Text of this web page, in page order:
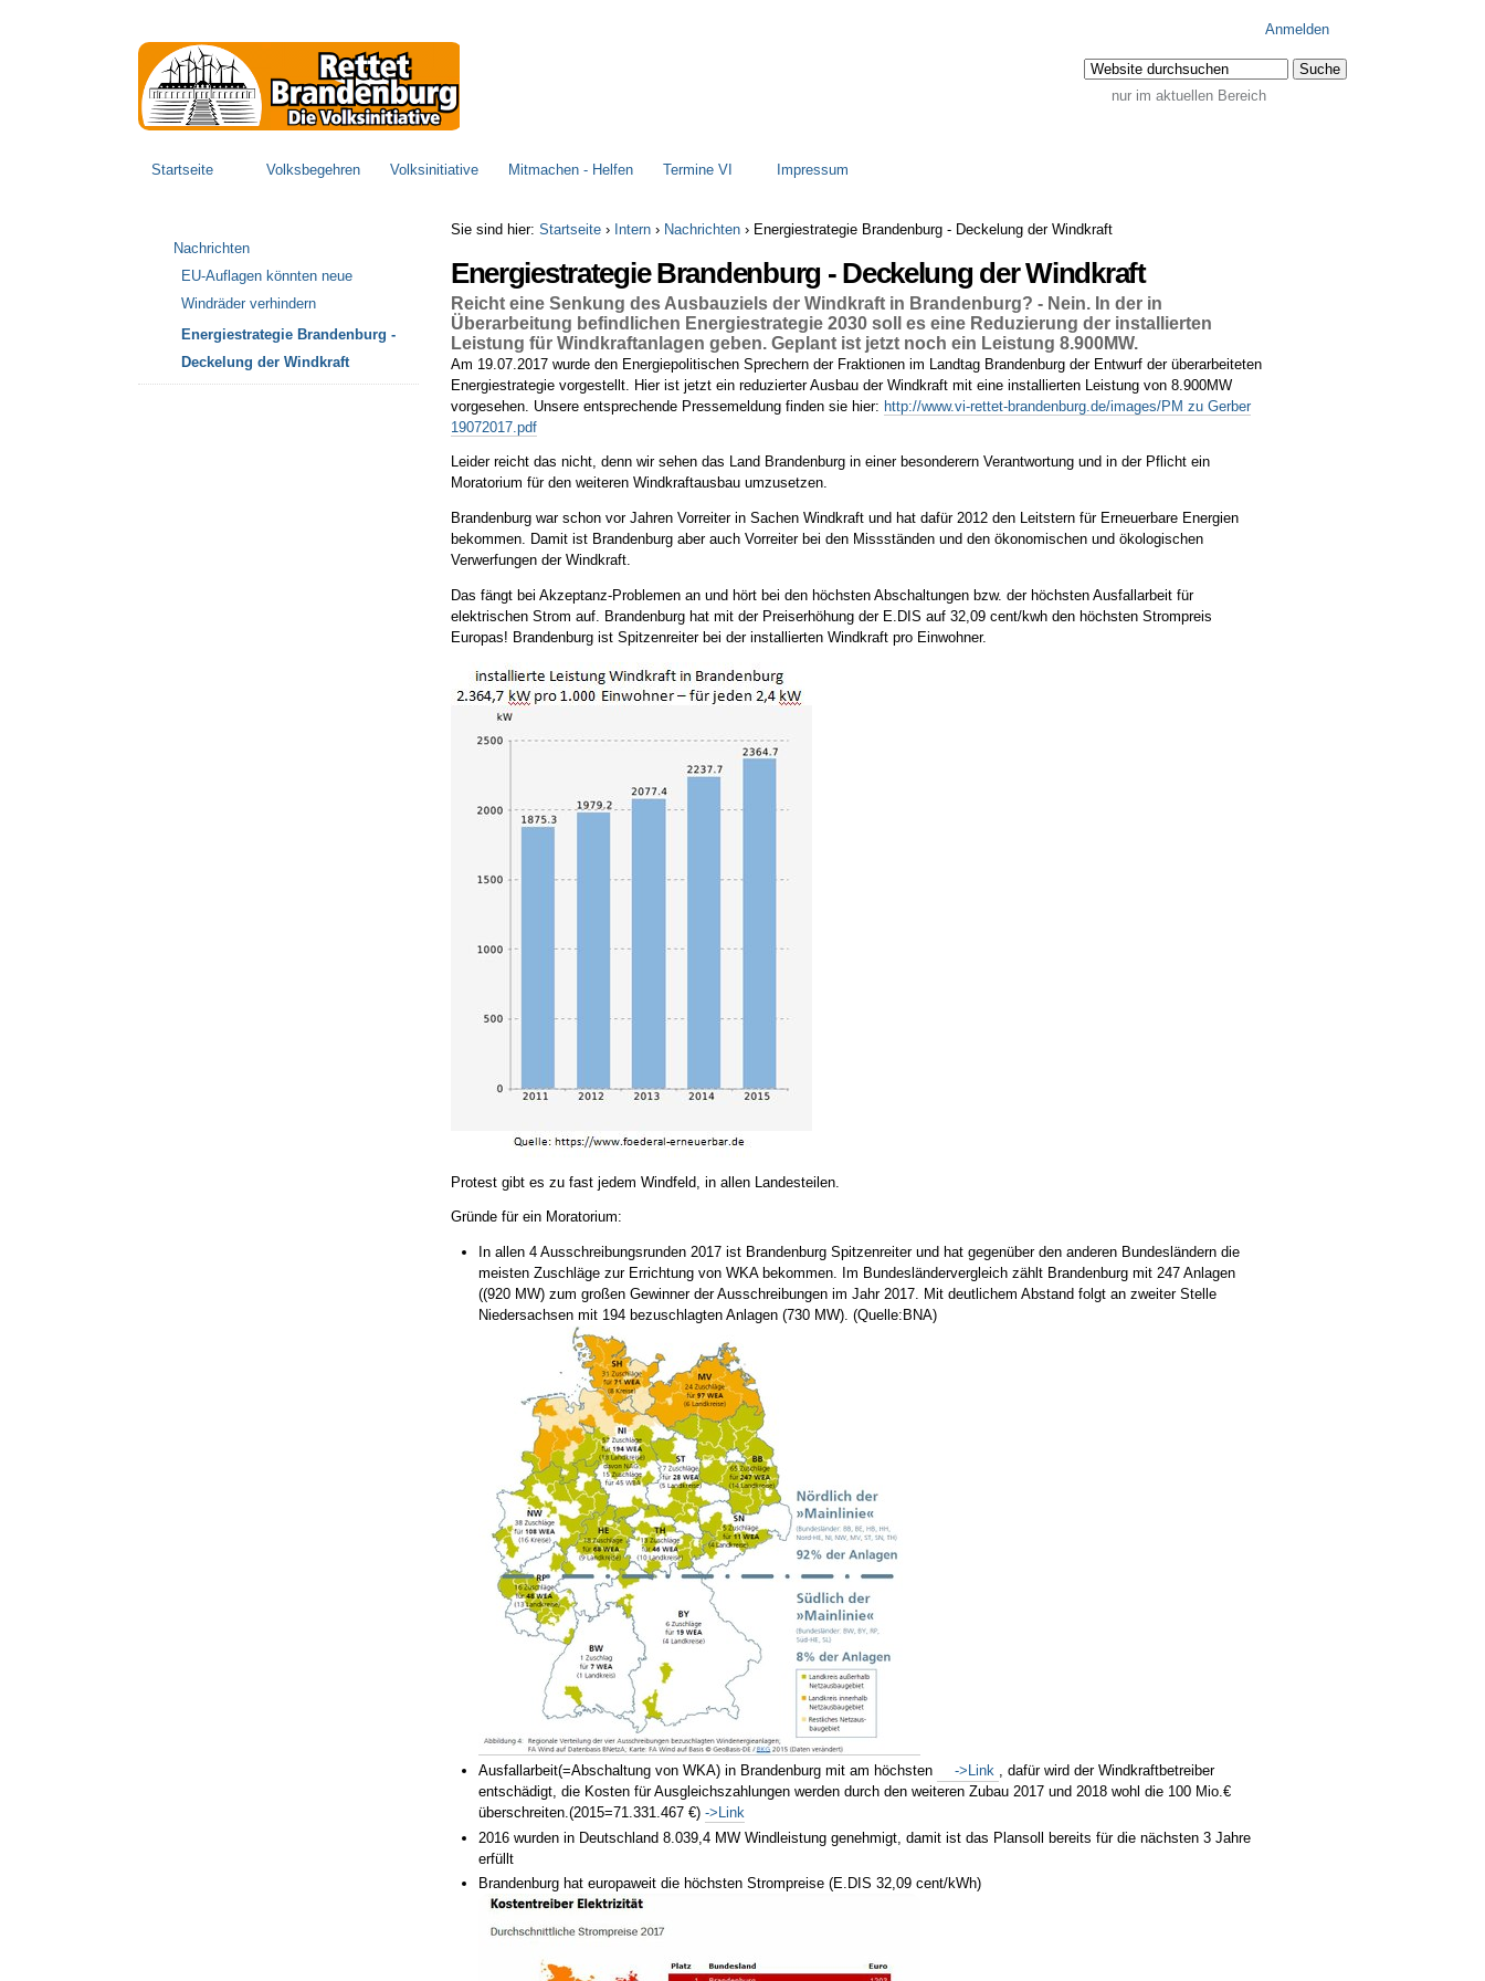
zum
Inhalt
Direkt
zur
Werkzeuge
Anmelden
Website durchsuchen
nur im aktuellen Bereich
Sektionen
Startseite Volksbegehren Volksinitiative Mitmachen - Helfen Termine VI Impressum
Sie sind hier: Startseite › Intern › Nachrichten › Energiestrategie Brandenburg - Deckelung der Windkraft
Energiestrategie Brandenburg - Deckelung der Windkraft
Reicht eine Senkung des Ausbauziels der Windkraft in Brandenburg? - Nein. In der in
Überarbeitung befindlichen Energiestrategie 2030 soll es eine Reduzierung der installierten
Leistung für Windkraftanlagen geben. Geplant ist jetzt noch ein Leistung 8.900MW.
Am 19.07.2017 wurde den Energiepolitischen Sprechern der Fraktionen im Landtag Brandenburg der Entwurf der überarbeiteten
Energiestrategie vorgestellt. Hier ist jetzt ein reduzierter Ausbau der Windkraft mit eine installierten Leistung von 8.900MW
vorgesehen. Unsere entsprechende Pressemeldung finden sie hier: http://www.vi-rettet-brandenburg.de/images/PM zu Gerber
19072017.pdf
Leider reicht das nicht, denn wir sehen das Land Brandenburg in einer besonderern Verantwortung und in der Pflicht ein
Moratorium für den weiteren Windkraftausbau umzusetzen.
Brandenburg war schon vor Jahren Vorreiter in Sachen Windkraft und hat dafür 2012 den Leitstern für Erneuerbare Energien
bekommen. Damit ist Brandenburg aber auch Vorreiter bei den Missständen und den ökonomischen und ökologischen
Verwerfungen der Windkraft.
Das fängt bei Akzeptanz-Problemen an und hört bei den höchsten Abschaltungen bzw. der höchsten Ausfallarbeit für
elektrischen Strom auf. Brandenburg hat mit der Preiserhöhung der E.DIS auf 32,09 cent/kwh den höchsten Strompreis
Europas! Brandenburg ist Spitzenreiter bei der installierten Windkraft pro Einwohner.
Protest gibt es zu fast jedem Windfeld, in allen Landesteilen.
Gründe für ein Moratorium:
In allen 4 Ausschreibungsrunden 2017 ist Brandenburg Spitzenreiter und hat gegenüber den anderen Bundesländern die
meisten Zuschläge zur Errichtung vonWKAbekommen. Im Bundesländervergleich zählt Brandenburg mit 247 Anlagen
((920 MW) zum großen Gewinner der Ausschreibungen im Jahr 2017. Mit deutlichem Abstand folgt an zweiter Stelle
Niedersachsen mit 194 bezuschlagten Anlagen (730 MW). (Quelle:BNA)
Ausfallarbeit(=Abschaltung vonWKA) in Brandenburg mit am höchsten ->Link , dafür wird der Windkraftbetreiber
entschädigt, die Kosten für Ausgleichszahlungen werden durch den weiteren Zubau 2017 und 2018 wohl die 100 Mio.€
überschreiten.(2015=71.331.467 €)->Link
2016 wurden in Deutschland 8.039,4 MW Windleistung genehmigt, damit ist das Plansoll bereits für die nächsten 3 Jahre
erfüllt
Brandenburg hat europaweit die höchsten Strompreise (E.DIS 32,09 cent/kWh)
Nachrichten
EU-Auflagen könnten neue
Windräder verhindern
Energiestrategie Brandenburg -
Deckelung der Windkraft